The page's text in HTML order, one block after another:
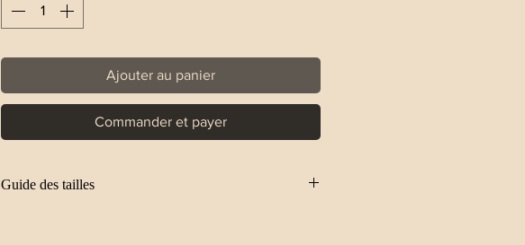
Ajouter au panier
Commander et payer
Guide des tailles